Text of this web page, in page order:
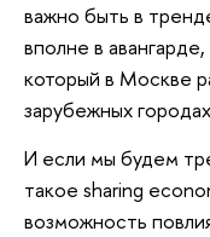
важно быть в
вполне в
который в Москве
зарубежных
И если мы будем
такое sharing
возможность